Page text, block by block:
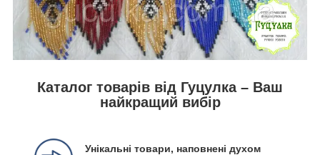
Каталог товарів від Гуцулка – Ваш
найкращий вибір
Унікальні товари, наповнені духом